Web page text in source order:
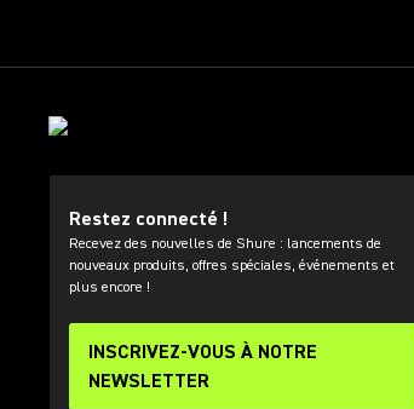
Restez connecté !
Recevez des nouvelles de Shure : lancements de
nouveaux produits, offres spéciales, événements et
plus encore !
INSCRIVEZ-VOUS À NOTRE
NEWSLETTER